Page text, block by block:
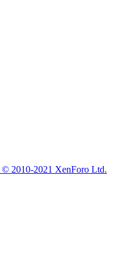
© 2010-2021 XenForo Ltd.